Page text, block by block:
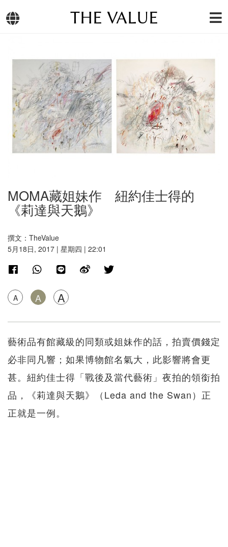
THE VALUE
MOMA藏姐妹作 紐約佳士得的
《莉達與天鵝》
撰文：TheValue
5月18日, 2017 | 星期四 | 22:01
A A A
藝術品有館藏級的同類或姐妹作的話，拍賣價錢定
必非同凡響；如果博物館名氣大，此影響將會更
甚。紐約佳士得「戰後及當代藝術」夜拍的領銜拍
品，《莉達與天鵝》（Leda and the Swan）正
正就是一例。